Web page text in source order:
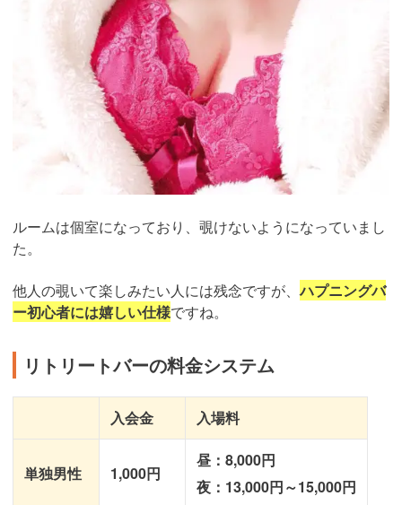
ルームは個室になっており、覗けないようになっていまし
た。
他人の覗いて楽しみたい人には残念ですが、ハプニングバ
ー初心者には嬉しい仕様ですね。
リトリートバーの料金システム
入会金 入場料
単独男性 1,000円
昼：8,000円
夜：13,000円～15,000円